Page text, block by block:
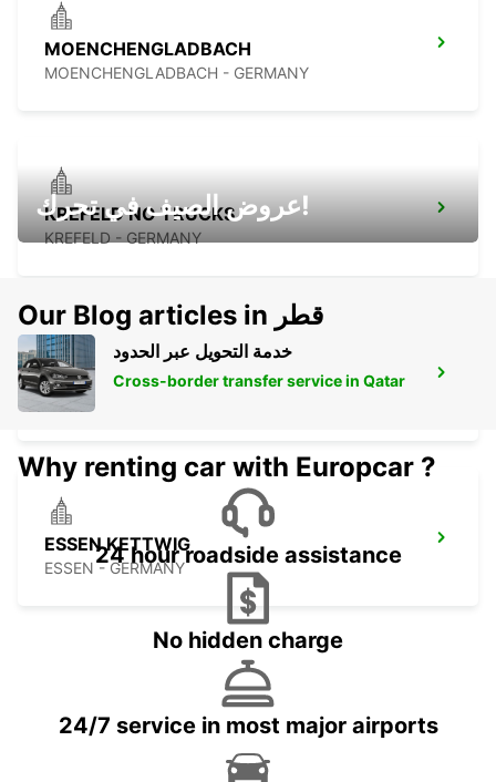
MOENCHENGLADBACH
MOENCHENGLADBACH - GERMANY
KREFELD NO TRUCKS
KREFELD - GERMANY
LANGENFELD
LANGENFELD - GERMANY
ESSEN KETTWIG
ESSEN - GERMANY
عروض الصيف في تحرك!
Our Blog articles in قطر
خدمة التحويل عبر الحدود
Cross-border transfer service in Qatar
Why renting car with Europcar ?
24 hour roadside assistance
No hidden charge
24/7 service in most major airports